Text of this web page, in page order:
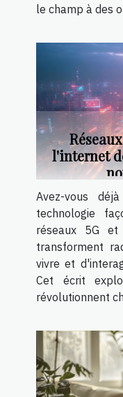
le champ à des
l'internet
Avez-vous
technologie
réseaux 5G
transforment
vivre et
Cet écrit
révolutionnent